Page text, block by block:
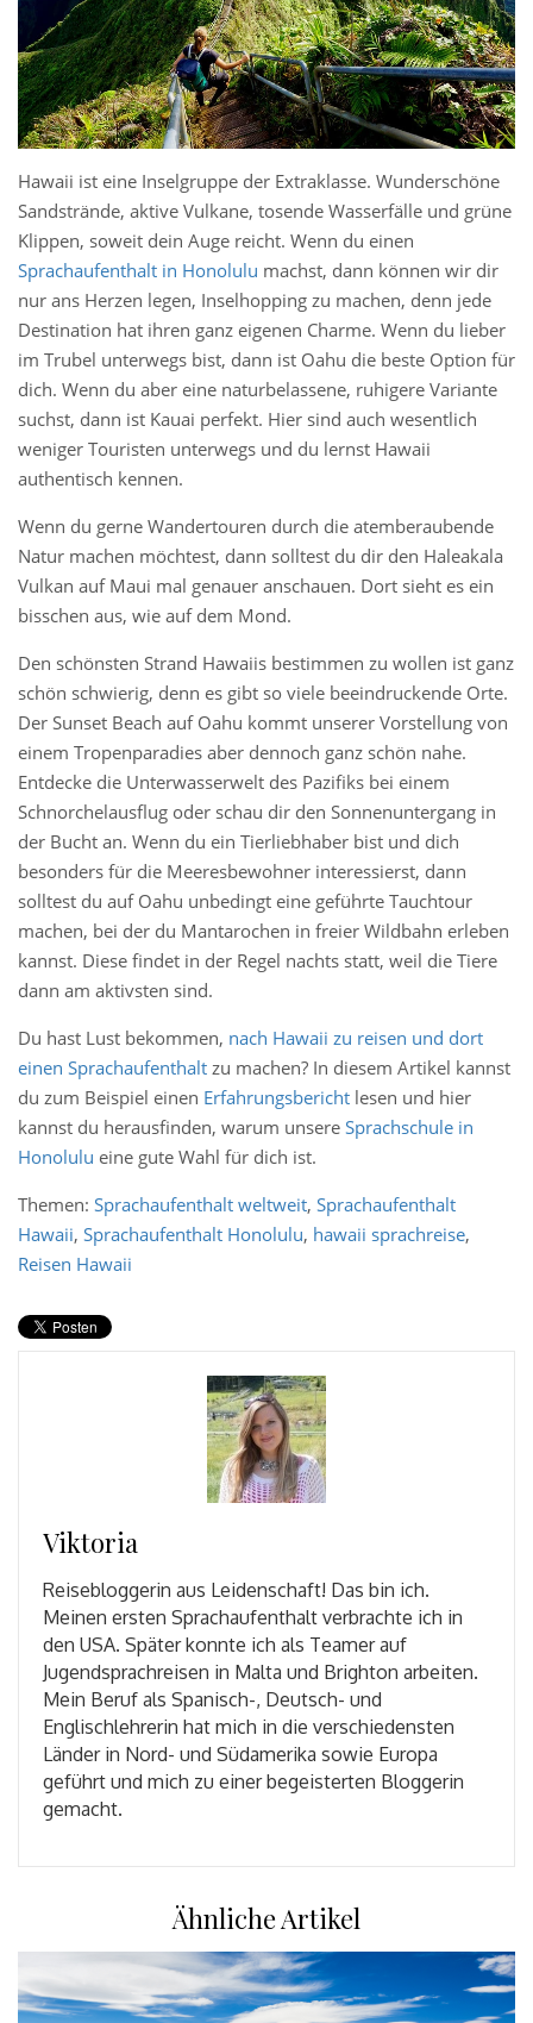
Hawaii ist eine Inselgruppe der Extraklasse. Wunderschöne
Sandstrände, aktive Vulkane, tosende Wasserfälle und grüne
Klippen, soweit dein Auge reicht. Wenn du einen
Sprachaufenthalt in Honolulu machst, dann können wir dir
nur ans Herzen legen, Inselhopping zu machen, denn jede
Destination hat ihren ganz eigenen Charme. Wenn du lieber
im Trubel unterwegs bist, dann ist Oahu die beste Option für
dich. Wenn du aber eine naturbelassene, ruhigere Variante
suchst, dann ist Kauai perfekt. Hier sind auch wesentlich
weniger Touristen unterwegs und du lernst Hawaii
authentisch kennen.
Wenn du gerne Wandertouren durch die atemberaubende
Natur machen möchtest, dann solltest du dir den Haleakala
Vulkan auf Maui mal genauer anschauen. Dort sieht es ein
bisschen aus, wie auf dem Mond.
Den schönsten Strand Hawaiis bestimmen zu wollen ist ganz
schön schwierig, denn es gibt so viele beeindruckende Orte.
Der Sunset Beach auf Oahu kommt unserer Vorstellung von
einem Tropenparadies aber dennoch ganz schön nahe.
Entdecke die Unterwasserwelt des Pazifiks bei einem
Schnorchelausflug oder schau dir den Sonnenuntergang in
der Bucht an. Wenn du ein Tierliebhaber bist und dich
besonders für die Meeresbewohner interessierst, dann
solltest du auf Oahu unbedingt eine geführte Tauchtour
machen, bei der du Mantarochen in freier Wildbahn erleben
kannst. Diese findet in der Regel nachts statt, weil die Tiere
dann am aktivsten sind.
Du hast Lust bekommen, nach Hawaii zu reisen und dort
einen Sprachaufenthalt zu machen? In diesem Artikel kannst
du zum Beispiel einen Erfahrungsbericht lesen und hier
kannst du herausfinden, warum unsere Sprachschule in
Honolulu eine gute Wahl für dich ist.
Themen: Sprachaufenthalt weltweit, Sprachaufenthalt
Hawaii, Sprachaufenthalt Honolulu, hawaii sprachreise,
Reisen Hawaii
Viktoria
Reisebloggerin aus Leidenschaft! Das bin ich.
Meinen ersten Sprachaufenthalt verbrachte ich in
den USA. Später konnte ich als Teamer auf
Jugendsprachreisen in Malta und Brighton arbeiten.
Mein Beruf als Spanisch-, Deutsch- und
Englischlehrerin hat mich in die verschiedensten
Länder in Nord- und Südamerika sowie Europa
geführt und mich zu einer begeisterten Bloggerin
gemacht.
Ähnliche Artikel